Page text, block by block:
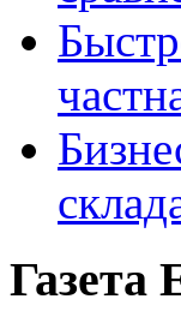
Газета